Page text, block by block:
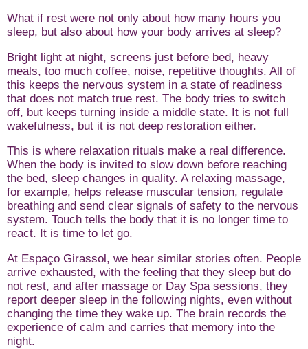
What if rest were not only about how many hours you
sleep, but also about how your body arrives at sleep?
Bright light at night, screens just before bed, heavy
meals, too much coffee, noise, repetitive thoughts. All of
this keeps the nervous system in a state of readiness
that does not match true rest. The body tries to switch
off, but keeps turning inside a middle state. It is not full
wakefulness, but it is not deep restoration either.
This is where relaxation rituals make a real difference.
When the body is invited to slow down before reaching
the bed, sleep changes in quality. A relaxing massage,
for example, helps release muscular tension, regulate
breathing and send clear signals of safety to the nervous
system. Touch tells the body that it is no longer time to
react. It is time to let go.
At Espaço Girassol, we hear similar stories often. People
arrive exhausted, with the feeling that they sleep but do
not rest, and after massage or Day Spa sessions, they
report deeper sleep in the following nights, even without
changing the time they wake up. The brain records the
experience of calm and carries that memory into the
night.